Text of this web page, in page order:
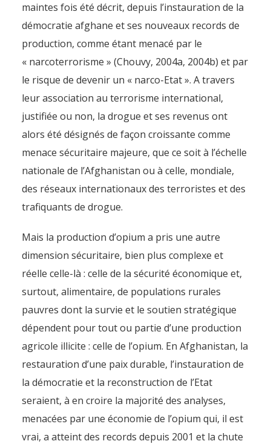
maintes fois été décrit, depuis l’instauration de la
démocratie afghane et ses nouveaux records de
production, comme étant menacé par le
« narcoterrorisme » (Chouvy, 2004a, 2004b) et par
le risque de devenir un « narco-Etat ». A travers
leur association au terrorisme international,
justifiée ou non, la drogue et ses revenus ont
alors été désignés de façon croissante comme
menace sécuritaire majeure, que ce soit à l’échelle
nationale de l’Afghanistan ou à celle, mondiale,
des réseaux internationaux des terroristes et des
trafiquants de drogue.
Mais la production d’opium a pris une autre
dimension sécuritaire, bien plus complexe et
réelle celle-là : celle de la sécurité économique et,
surtout, alimentaire, de populations rurales
pauvres dont la survie et le soutien stratégique
dépendent pour tout ou partie d’une production
agricole illicite : celle de l’opium. En Afghanistan, la
restauration d’une paix durable, l’instauration de
la démocratie et la reconstruction de l’Etat
seraient, à en croire la majorité des analyses,
menacées par une économie de l’opium qui, il est
vrai, a atteint des records depuis 2001 et la chute